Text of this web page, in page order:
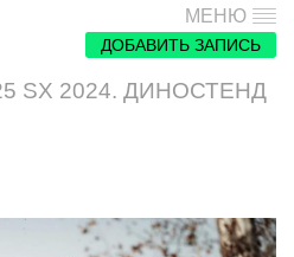
МЕНЮ
ДОБАВИТЬ ЗАПИСЬ
SX 2024. ДИНОСТЕНД